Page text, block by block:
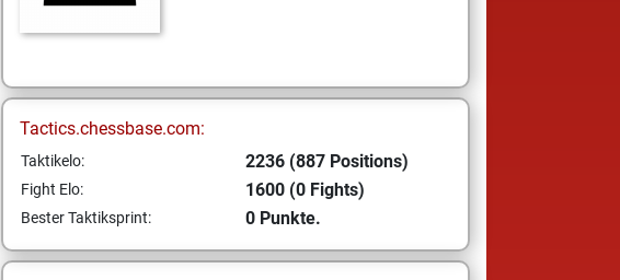
Tactics.chessbase.com:
Taktikelo: 2236 (887 Positions)
Fight Elo: 1600 (0 Fights)
Bester Taktiksprint: 0 Punkte.